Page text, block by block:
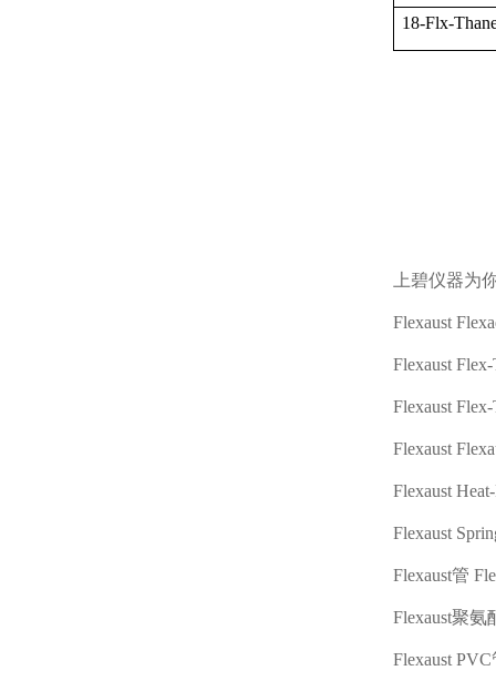
18-Flx-
上碧仪器为
Flexaust
Flexaust
Flexaust
Flexaust
Flexaust
Flexaust
Flexaust管
Flexaust聚氨
Flexaust PVC